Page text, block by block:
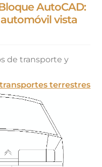
AutoCAD:
vista
de transporte y
terrestres